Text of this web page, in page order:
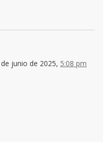
junio de 2025, 5:08 pm